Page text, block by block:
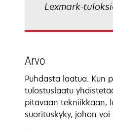
Lexmark-
Arvo
Puhdasta laatua. Kun
tulostuslaatu
pitävään tekniikkaan,
suorituskyky, johon